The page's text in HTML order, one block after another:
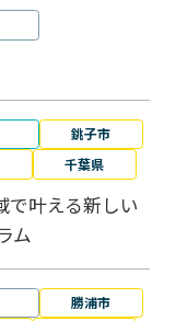
銚子市
千葉県
で叶える新しい
ム
勝浦市